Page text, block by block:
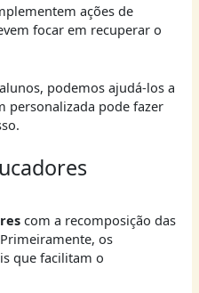
ações de
focar em recuperar o
podemos ajudá-los a
personalizada pode fazer
com a recomposição das
os
que facilitam o